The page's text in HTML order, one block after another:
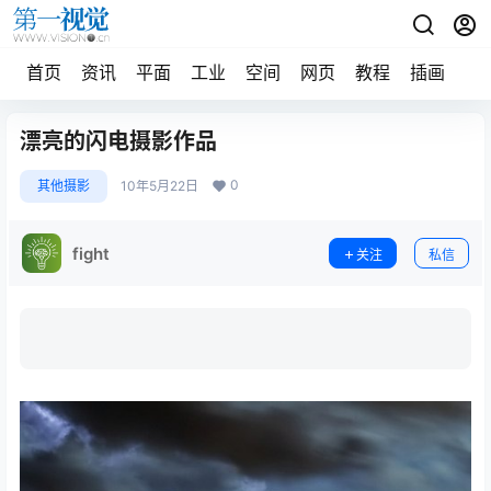
首页 资讯 平面 工业 空间 网页 教程 插画
漂亮的闪电摄影作品
其他摄影 10年5月22日 0
fight 关注 私信